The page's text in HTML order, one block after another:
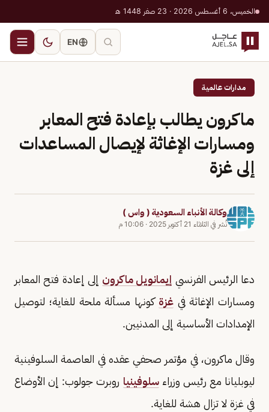
الخميس، 6 أغسطس 2026 · 23 صفر 1448 هـ
EN
مدارات عالمية
ماكرون يطالب بإعادة فتح المعابر
ومسارات الإغاثة لإيصال المساعدات
إلى غزة
وكالة الأنباء السعودية ( واس )
نُشر في الثلاثاء 21 أكتوبر 2025 · 10:06 م
دعا الرئيس الفرنسي إيمانويل ماكرون إلى إعادة فتح المعابر
ومسارات الإغاثة فيغزة كونها مسألة ملحة للغاية؛ لتوصيل
الإمدادات الأساسية إلى المدنيين.
وقال ماكرون، في مؤتمر صحفي عقده في العاصمة السلوفينية
ليوبليانا مع رئيس وزراءسلوفينيا روبرت جولوب: إن الأوضاع
في غزة لا تزال هشة للغاية.